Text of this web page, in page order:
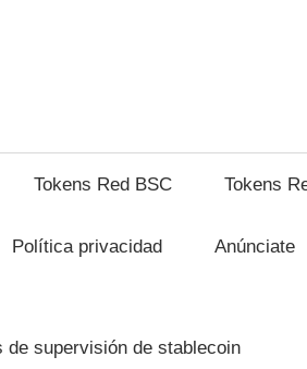
Tokens Red BSC Tokens
Política privacidad Anúnciate